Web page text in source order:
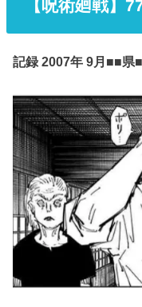
【呪術廻戦】
記録 2007年 9月■■県